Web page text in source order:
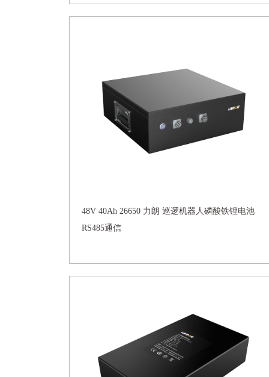
48V 40Ah 26650 力朗 巡逻机器人磷酸铁锂电池
RS485通信